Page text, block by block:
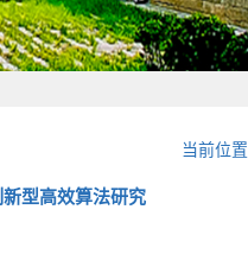
当前位置
型高效算法研究